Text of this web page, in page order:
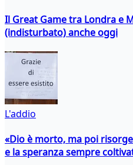
Il Great Game tra Londra e
(indisturbato) anche oggi
L'addio
«Dio è morto, ma poi
e la speranza sempre